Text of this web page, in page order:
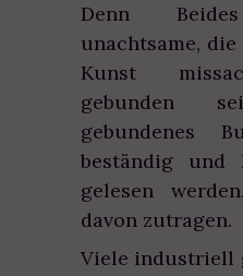
Denn
unachtsame,
Kunst
gebunden
gebundenes
beständig und
gelesen
davon zutragen.
Viele industriell